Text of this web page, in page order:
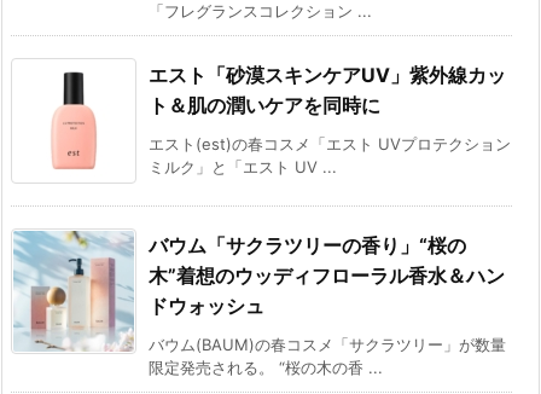
「フレグランスコレクション ...
エスト「砂漠スキンケアUV」紫外線カッ
ト＆肌の潤いケアを同時に
エスト(est)の春コスメ「エスト UVプロテクション
ミルク」と「エスト UV ...
バウム「サクラツリーの香り」“桜の
木”着想のウッディフローラル香水＆ハン
ドウォッシュ
バウム(BAUM)の春コスメ「サクラツリー」が数量
限定発売される。 “桜の木の香 ...